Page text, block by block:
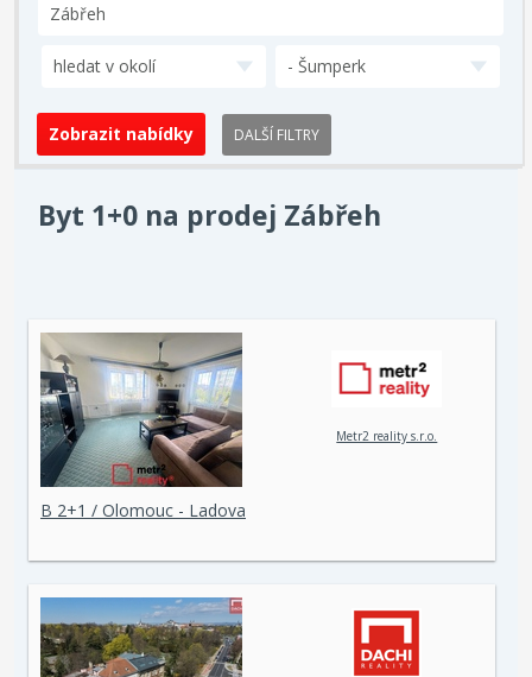
hledat v okolí - Šumperk
DALŠÍ FILTRY
Byt 1+0 na prodej Zábřeh
Metr2 reality s.r.o.
B 2+1 / Olomouc - Ladova